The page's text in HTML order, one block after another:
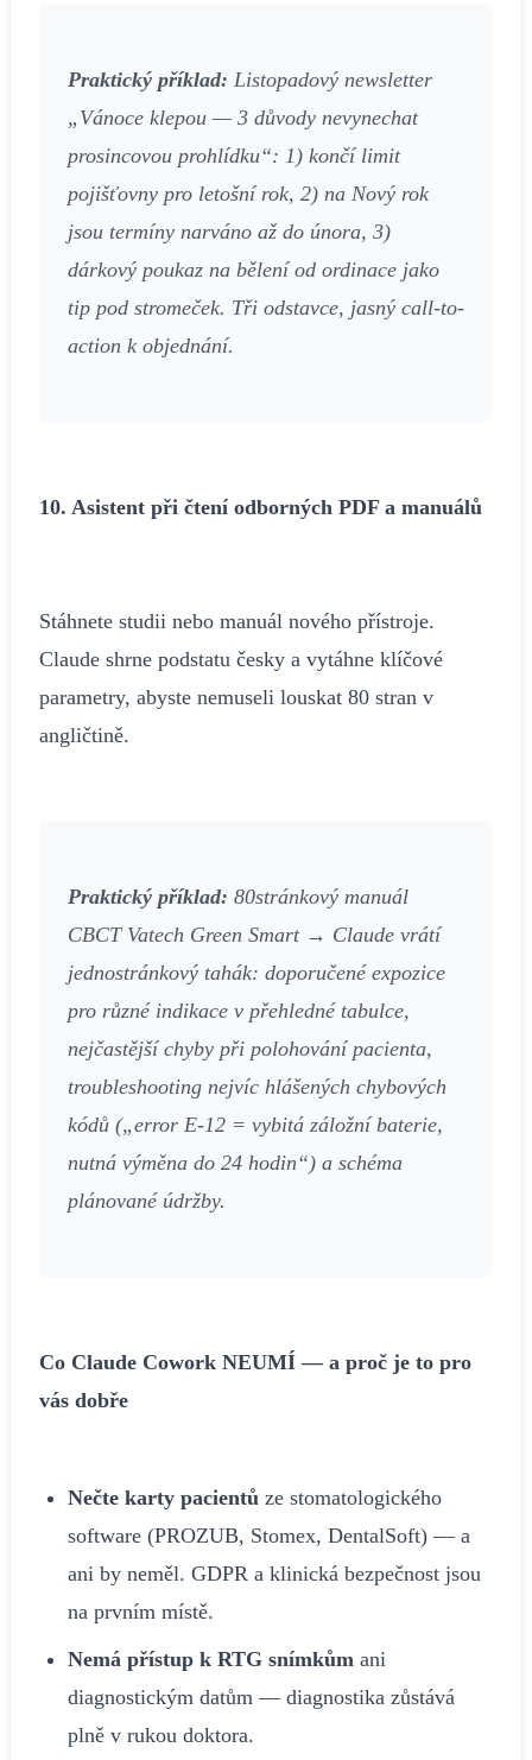
Praktický příklad: Listopadový newsletter
„Vánoce klepou — 3 důvody nevynechat
prosincovou prohlídku“: 1) končí limit
pojišťovny pro letošní rok, 2) na Nový rok
jsou termíny narváno až do února, 3)
dárkový poukaz na bělení od ordinace jako
tip pod stromeček. Tři odstavce, jasný call-to-
action k objednání.
10. Asistent při čtení odborných PDF a manuálů
Stáhnete studii nebo manuál nového přístroje.
Claude shrne podstatu česky a vytáhne klíčové
parametry, abyste nemuseli louskat 80 stran v
angličtině.
Praktický příklad: 80stránkový manuál
CBCT Vatech Green Smart → Claude vrátí
jednostránkový tahák: doporučené expozice
pro různé indikace v přehledné tabulce,
nejčastější chyby při polohování pacienta,
troubleshooting nejvíc hlášených chybových
kódů („error E-12 = vybitá záložní baterie,
nutná výměna do 24 hodin“) a schéma
plánované údržby.
Co Claude Cowork NEUMÍ — a proč je to pro
vás dobře
Nečte karty pacientů ze stomatologického
software (PROZUB, Stomex, DentalSoft) — a
ani by neměl. GDPR a klinická bezpečnost jsou
na prvním místě.
Nemá přístup k RTG snímkům ani
diagnostickým datům — diagnostika zůstává
plně v rukou doktora.